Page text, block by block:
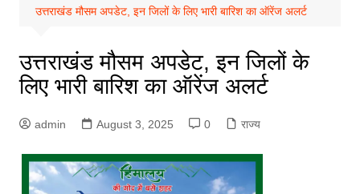
उत्तराखंड मौसम अपडेट, इन जिलों के लिए भारी बारिश का ऑरेंज अलर्ट
उत्तराखंड मौसम अपडेट, इन जिलों के
लिए भारी बारिश का ऑरेंज अलर्ट
admin August 3, 2025 0 राज्य